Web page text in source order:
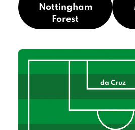
Nottingham
Forest
da Cruz